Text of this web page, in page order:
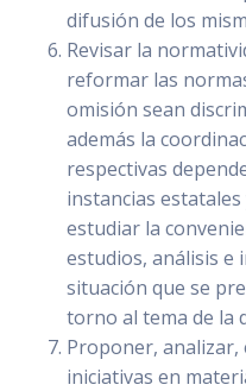
difusión de los
Revisar la
reformar las
omisión sean
además la
respectivas
instancias
estudiar la
estudios, análisis e
situación que se
torno al tema de la
Proponer, analizar,
iniciativas en